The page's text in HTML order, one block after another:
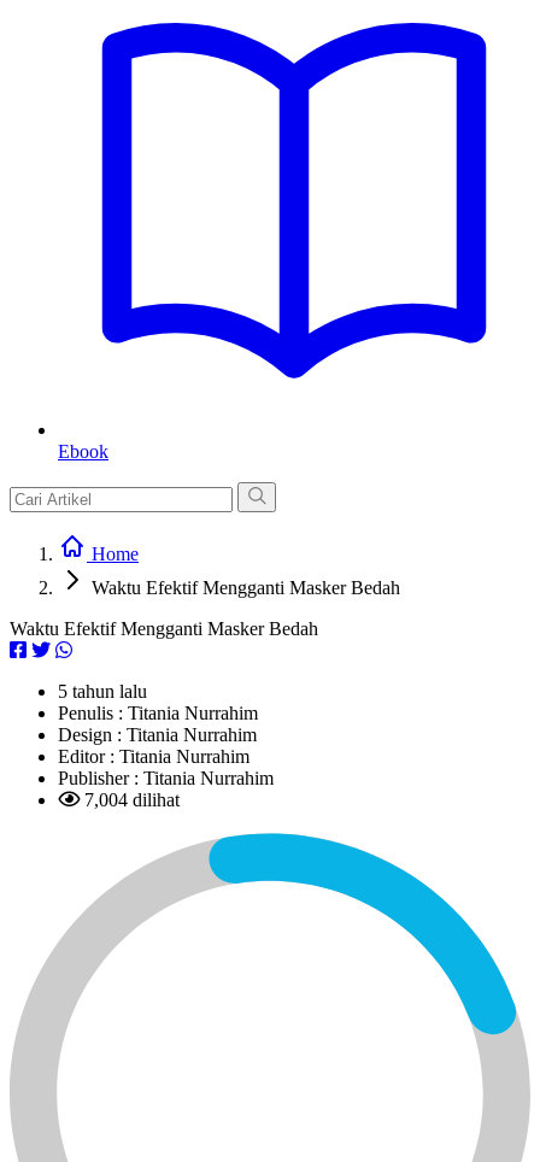
Ebook
Home
Waktu Efektif Mengganti Masker Bedah
Waktu Efektif Mengganti Masker Bedah
5 tahun lalu
Penulis : Titania Nurrahim
Design : Titania Nurrahim
Editor : Titania Nurrahim
Publisher : Titania Nurrahim
7,004 dilihat